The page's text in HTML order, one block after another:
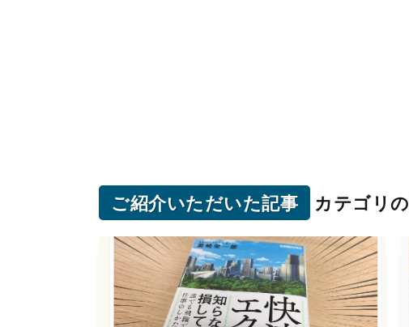
ご紹介いただいた記事 カテゴリ